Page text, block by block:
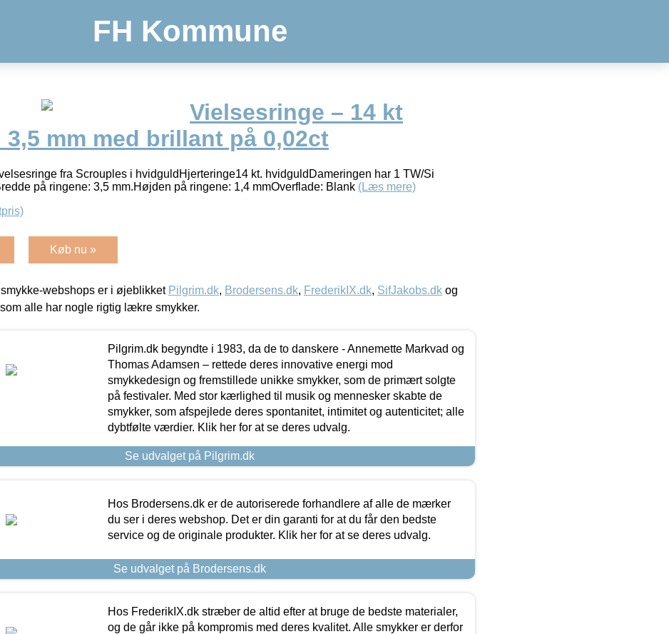
FH Kommune
Vielsesringe – 14 kt
mm med brillant på 0,02ct
fra Scrouples i hvidguldHjerteringe14 kt. hvidguldDameringen har 1 TW/Si
på ringene: 3,5 mm.Højden på ringene: 1,4 mmOverflade: Blank (Læs mere)
Køb nu »
webshops er i øjeblikket Pilgrim.dk, Brodersens.dk, FrederikIX.dk, SifJakobs.dk og
alle har nogle rigtig lækre smykker.
Pilgrim.dk begyndte i 1983, da de to danskere - Annemette Markvad og
Thomas Adamsen – rettede deres innovative energi mod
smykkedesign og fremstillede unikke smykker, som de primært solgte
på festivaler. Med stor kærlighed til musik og mennesker skabte de
smykker, som afspejlede deres spontanitet, intimitet og autenticitet; alle
dybtfølte værdier. Klik her for at se deres udvalg.
Se udvalget på Pilgrim.dk
Hos Brodersens.dk er de autoriserede forhandlere af alle de mærker
du ser i deres webshop. Det er din garanti for at du får den bedste
service og de originale produkter. Klik her for at se deres udvalg.
Se udvalget på Brodersens.dk
Hos FrederikIX.dk stræber de altid efter at bruge de bedste materialer,
og de går ikke på kompromis med deres kvalitet. Alle smykker er derfor